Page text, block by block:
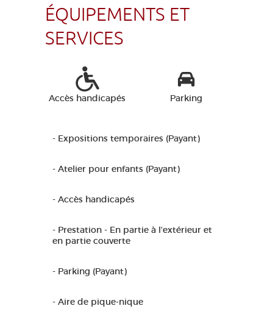
ÉQUIPEMENTS ET
SERVICES
Accès handicapés Parking
- Expositions temporaires (Payant)
- Atelier pour enfants (Payant)
- Accès handicapés
- Prestation - En partie à l'extérieur et
en partie couverte
- Parking (Payant)
- Aire de pique-nique